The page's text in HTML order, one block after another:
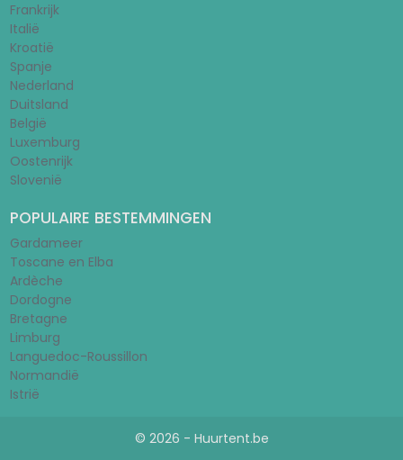
Frankrijk
Italië
Kroatië
Spanje
Nederland
Duitsland
België
Luxemburg
Oostenrijk
Slovenië
POPULAIRE BESTEMMINGEN
Gardameer
Toscane en Elba
Ardèche
Dordogne
Bretagne
Limburg
Languedoc-Roussillon
Normandië
Istrië
© 2026 - Huurtent.be